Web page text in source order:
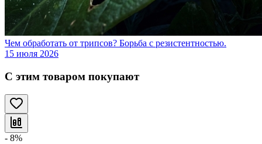
Чем обработать от трипсов? Борьба с резистентностью.
15 июля 2026
С этим товаром покупают
- 8%